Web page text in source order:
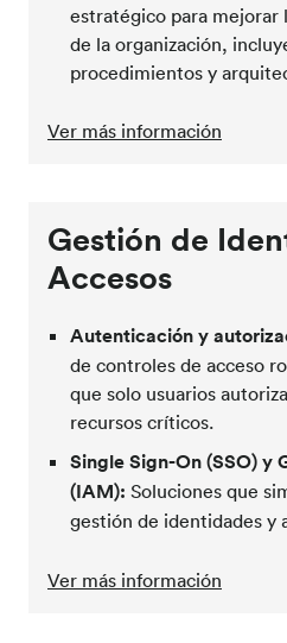
estratégico para mejorar
de la organización,
procedimientos y
Ver más información
Gestión de
Accesos
Autenticación y
de controles de acceso
que solo usuarios
recursos críticos.
Single Sign-On (SSO) y
(IAM): Soluciones que
gestión de identidades y
Ver más información